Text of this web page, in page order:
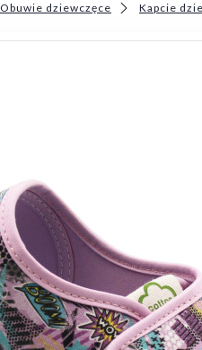
Obuwie dziewczęce Kapcie